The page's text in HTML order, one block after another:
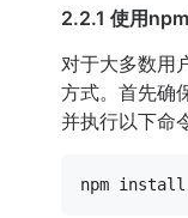
2.2.1 使用
对于大多数用
方式。首先确
并执行以下命